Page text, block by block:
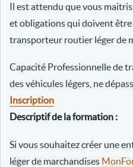
Il est attendu que vous
et obligations qui doivent être
transporteur routier léger de
Capacité Professionnelle de
des véhicules légers, ne
Inscription
Descriptif de la formation :
Si vous souhaitez créer une
léger de marchandises